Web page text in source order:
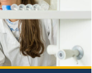
Chemików